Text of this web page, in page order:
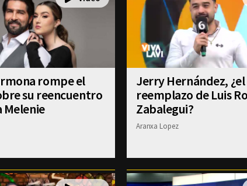
rompe el
su reencuentro
Melenie
Jerry Hernández, ¿el
reemplazo de Luis
Zabalegui?
Aranxa Lopez